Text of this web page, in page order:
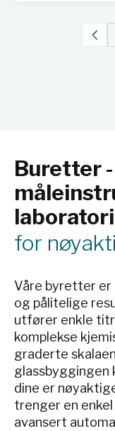
Buretter
for
Våre byretter er
og pålitelige
utfører enkle
komplekse
graderte
glassbyggingen
dine er
trenger en
avansert